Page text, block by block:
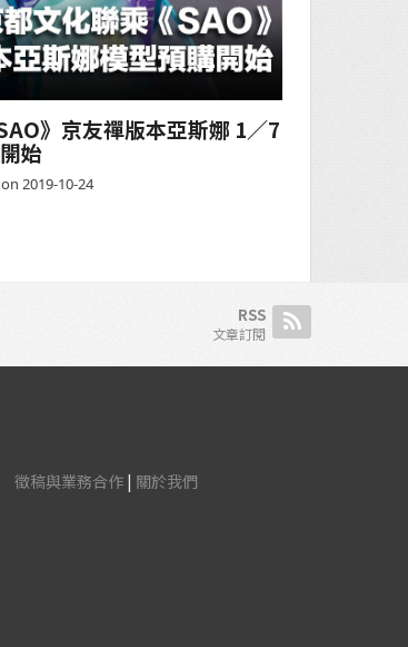
》京友禪版本亞斯娜 1／7
始
on 2019-10-24
RSS
文章訂閱
徵稿與業務合作| 關於我們